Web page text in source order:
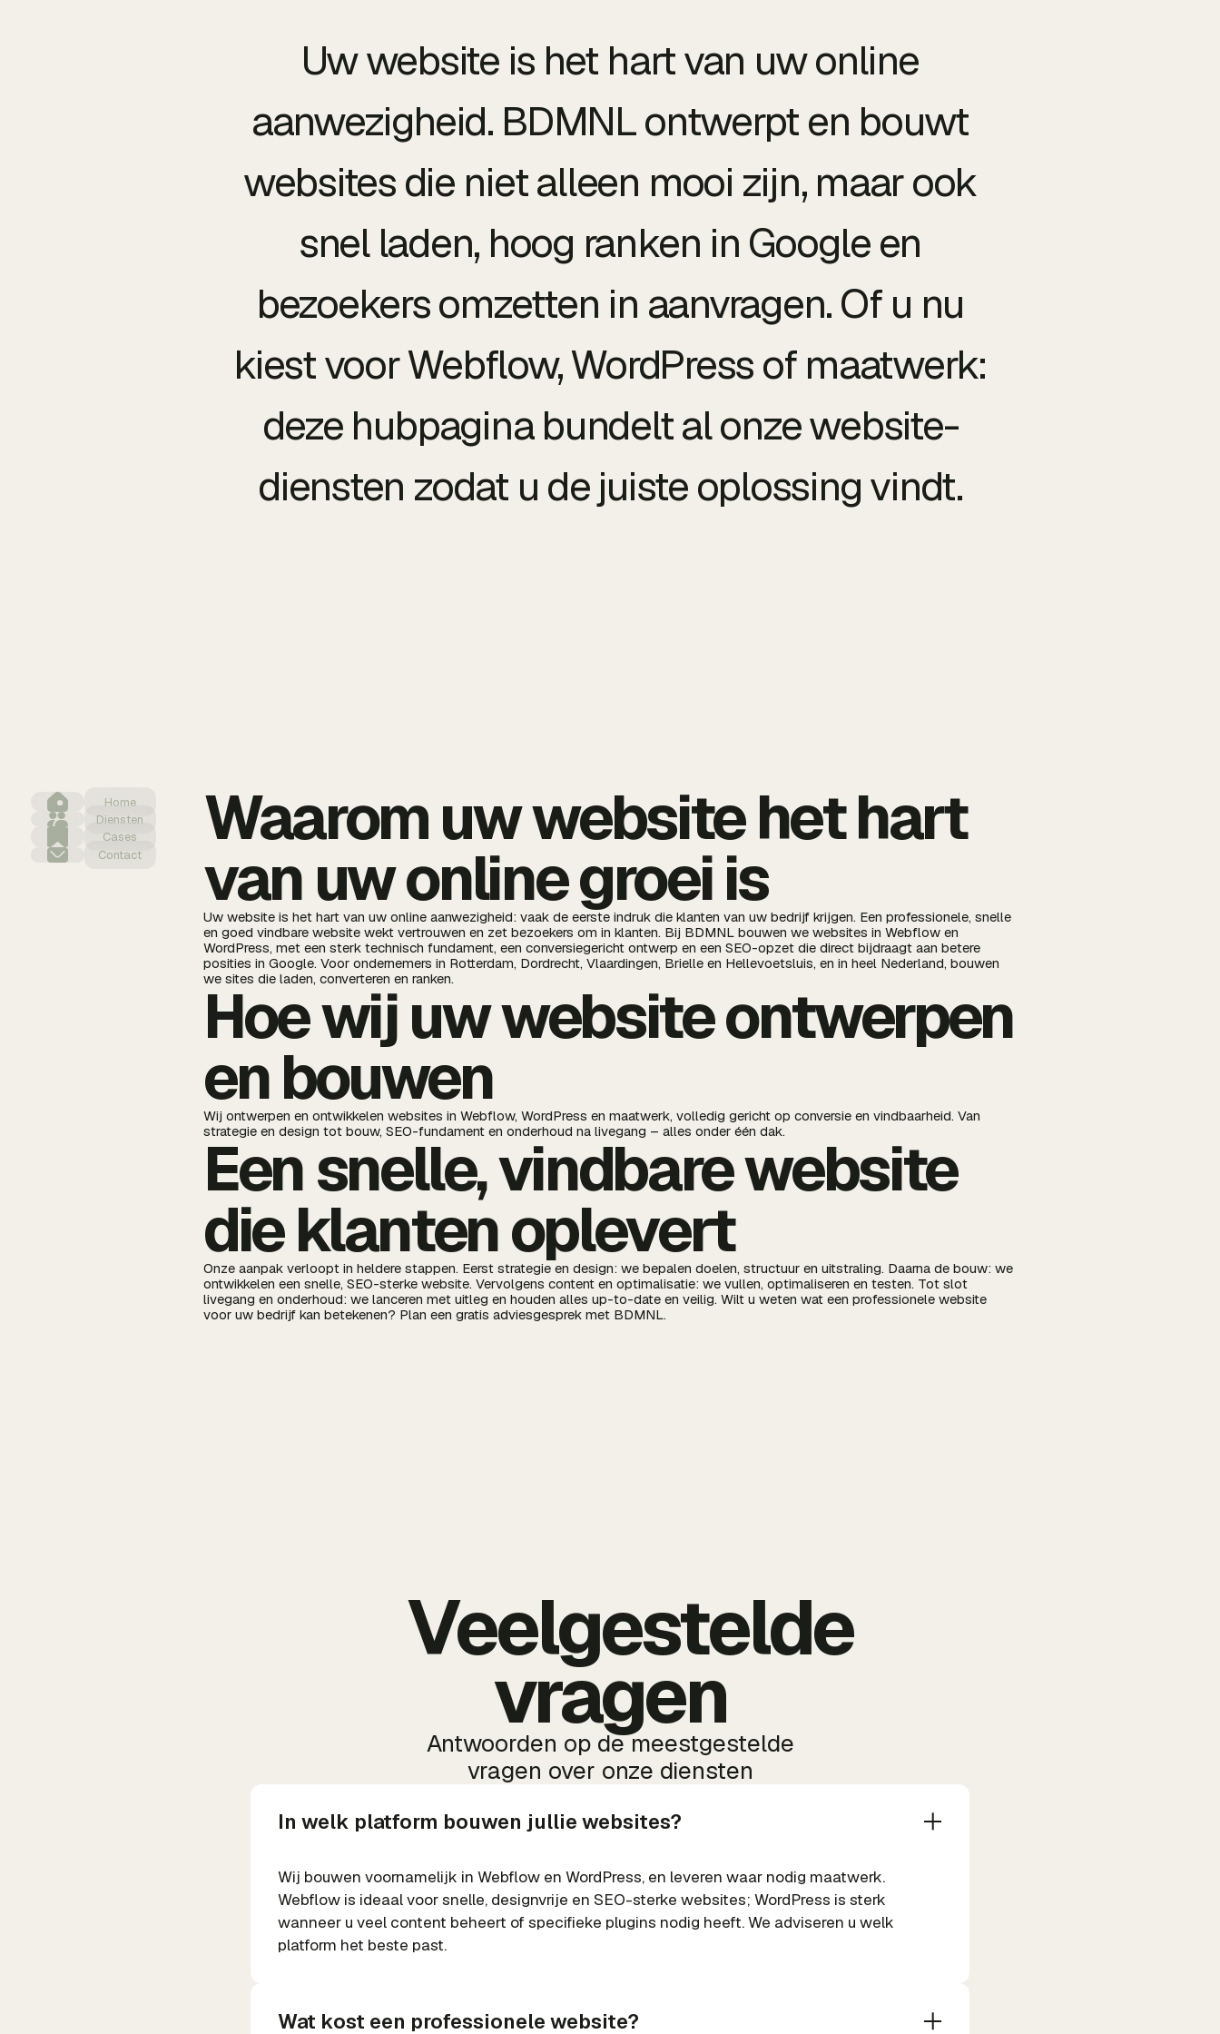
Home
Diensten
Cases
Contact
Uw website is het hart van uw online
aanwezigheid. BDMNL ontwerpt en bouwt
websites die niet alleen mooi zijn, maar ook
snel laden, hoog ranken in Google en
bezoekers omzetten in aanvragen. Of u nu
kiest voor Webflow, WordPress of maatwerk:
deze hubpagina bundelt al onze website-
diensten zodat u de juiste oplossing vindt.
Waarom uw website het hart
van uw online groei is
Uw website is het hart van uw online aanwezigheid: vaak de eerste indruk die klanten van uw bedrijf krijgen. Een professionele, snelle
en goed vindbare website wekt vertrouwen en zet bezoekers om in klanten. Bij BDMNL bouwen we websites in Webflow en
WordPress, met een sterk technisch fundament, een conversiegericht ontwerp en een SEO-opzet die direct bijdraagt aan betere
posities in Google. Voor ondernemers in Rotterdam, Dordrecht, Vlaardingen, Brielle en Hellevoetsluis, en in heel Nederland, bouwen
we sites die laden, converteren en ranken.
Hoe wij uw website ontwerpen
en bouwen
Wij ontwerpen en ontwikkelen websites in Webflow, WordPress en maatwerk, volledig gericht op conversie en vindbaarheid. Van
strategie en design tot bouw, SEO-fundament en onderhoud na livegang – alles onder één dak.
Een snelle, vindbare website
die klanten oplevert
Onze aanpak verloopt in heldere stappen. Eerst strategie en design: we bepalen doelen, structuur en uitstraling. Daarna de bouw: we
ontwikkelen een snelle, SEO-sterke website. Vervolgens content en optimalisatie: we vullen, optimaliseren en testen. Tot slot
livegang en onderhoud: we lanceren met uitleg en houden alles up-to-date en veilig. Wilt u weten wat een professionele website
voor uw bedrijf kan betekenen? Plan een gratis adviesgesprek met BDMNL.
Veelgestelde
vragen
Antwoorden op de meestgestelde
vragen over onze diensten
In welk platform bouwen jullie websites?
Wij bouwen voornamelijk in Webflow en WordPress, en leveren waar nodig maatwerk.
Webflow is ideaal voor snelle, designvrije en SEO-sterke websites; WordPress is sterk
wanneer u veel content beheert of specifieke plugins nodig heeft. We adviseren u welk
platform het beste past.
Wat kost een professionele website?